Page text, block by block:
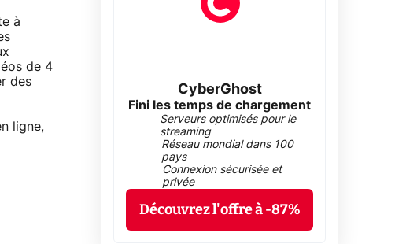
à
de 4
des
ligne,
CyberGhost
Fini les temps de chargement
Serveurs optimisés pour le
streaming
Réseau mondial dans 100
pays
Connexion sécurisée et
privée
Découvrez l'offre à -87%